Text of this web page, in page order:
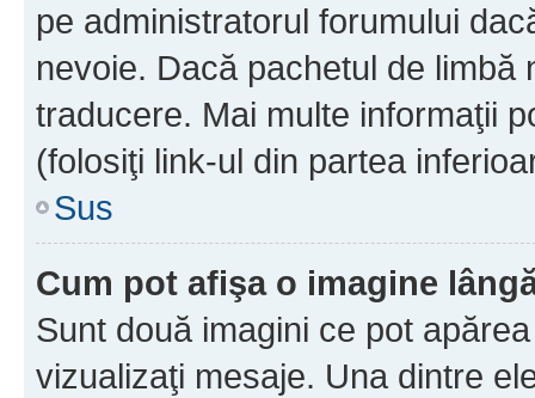
pe administratorul forumului
nevoie. Dacă pachetul de
traducere. Mai multe informaţii
(folosiţi link-ul din partea
Sus
Cum pot afişa o imagine
Sunt două imagini ce pot
vizualizaţi mesaje. Una dintre